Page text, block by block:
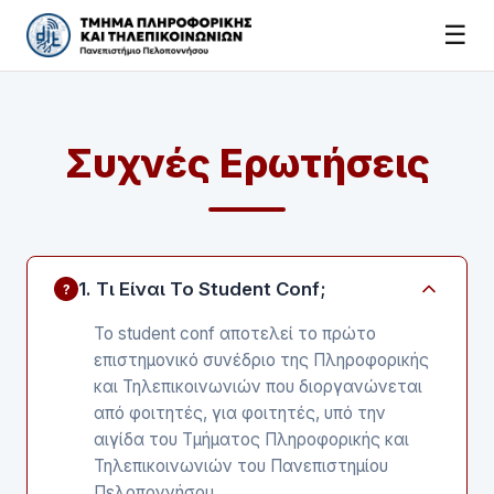
☰
Συχνές Ερωτήσεις
? 1. Τι Είναι Το Student Conf;
Το student conf αποτελεί το πρώτο
επιστημονικό συνέδριο της Πληροφορικής
και Τηλεπικοινωνιών που διοργανώνεται
από φοιτητές, για φοιτητές, υπό την
αιγίδα του Τμήματος Πληροφορικής και
Τηλεπικοινωνιών του Πανεπιστημίου